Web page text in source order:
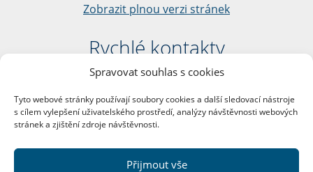
Spravovat souhlas s cookies
Tyto webové stránky používají soubory cookies a další sledovací nástroje
s cílem vylepšení uživatelského prostředí, analýzy návštěvnosti webových
stránek a zjištění zdroje návštěvnosti.
Přijmout vše
Zobrazit plnou verzi stránek
Rychlé kontakty
Filozofická fakulta
nám. Jana Palacha 1/2
116 38 Praha 1
DIČ: CZ00216208